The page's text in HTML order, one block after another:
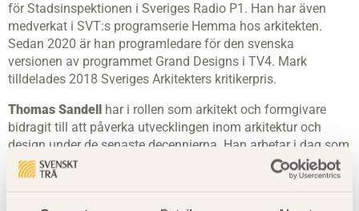
för Stadsinspektionen i Sveriges Radio P1. Han har även
medverkat i SVT:s programserie Hemma hos arkitekten.
Sedan 2020 är han programledare för den svenska
versionen av programmet Grand Designs i TV4. Mark
tilldelades 2018 Sveriges Arkitekters kritikerpris.
Thomas Sandell har i rollen som arkitekt och formgivare
bidragit till att påverka utvecklingen inom arkitektur och
design under de senaste decennierna. Han arbetar i dag som
chefsarkitekt på Sandellsandberg – arkitektkontoret som
han var med och grundade 1995 och som numera är en del